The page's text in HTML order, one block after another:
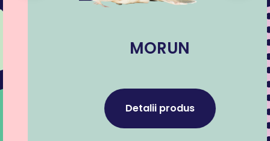
MORUN
Detalii produs